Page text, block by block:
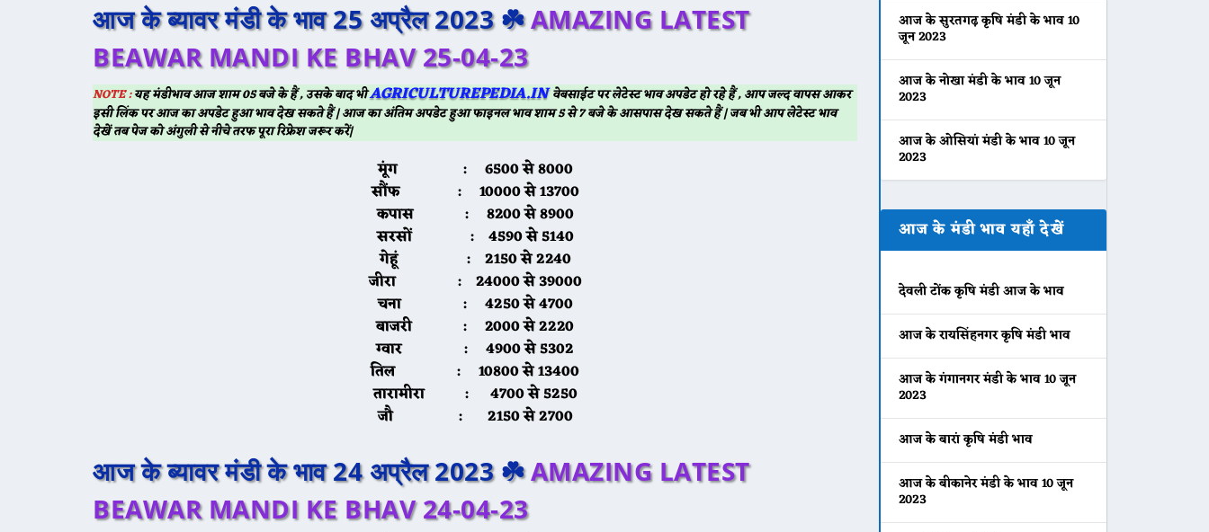
आज के ब्यावर मंडी के भाव 25 अप्रैल 2023 ☘️AMAZING LATEST
BEAWAR MANDI KE BHAV 25-04-23
NOTE :यह मंडीभाव आज शाम 05 बजे के हैं , उसके बाद भीAGRICULTUREPEDIA.INवेबसाईट पर लेटेस्ट भाव अपडेट हो रहे हैं , आप जल्द वापस आकर
इसी लिंक पर आज का अपडेट हुआ भाव देख सकते हैं | आज का अंतिम अपडेट हुआ फाइनल भाव शाम 5 से 7 बजे के आसपास देख सकते हैं | जब भी आप लेटेस्ट भाव
देखें तब पेज को अंगुली से नीचे तरफ पूरा रिफ्रेश जरूर करें|
मूंग :
6500 से 8000
सौंफ : 10000 से 13700
कपास :
8200 से 8900
सरसों : 4590 से 5140
गेहूं : 2150 से 2240
जीरा : 24000 से 39000
चना : 4250 से 4700
बाजरी :
2000 से 2220
ग्वार :
4900 से 5302
तिल :
10800 से 13400
तारामीरा :
4700 से 5250
जौ :
2150 से 2700
आज के ब्यावर मंडी के भाव 24 अप्रैल 2023 ☘️AMAZING LATEST
BEAWAR MANDI KE BHAV 24-04-23
आज के सुरतगढ़ कृषि मंडी के भाव 10
जून 2023
आज के नोखा मंडी के भाव 10 जून
2023
आज के ओसियां मंडी के भाव 10 जून
2023
आज के मंडी भाव यहाँ देखें
देवली टोंक कृषि मंडी आज के भाव
आज के रायसिंहनगर कृषि मंडी भाव
आज के गंगानगर मंडी के भाव 10 जून
2023
आज के बारां कृषि मंडी भाव
आज के बीकानेर मंडी के भाव 10 जून
2023